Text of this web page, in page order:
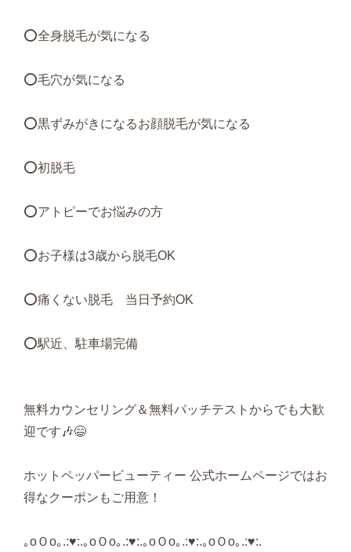
⭕️全身脱毛が気になる
⭕️毛穴が気になる
⭕️黒ずみがきになるお顔脱毛が気になる
⭕️初脱毛
⭕️アトピーでお悩みの方
⭕️お子様は3歳から脱毛OK
⭕️痛くない脱毛 当日予約OK
⭕️駅近、駐車場完備
無料カウンセリング＆無料パッチテストからでも大歓
迎です🎶😄
ホットペッパービューティー 公式ホームページではお
得なクーポンもご用意！
｡oＯo｡ .:♥:.｡oＯo｡ .:♥:.｡oＯo｡ .:♥:.｡oＯo｡ .:♥:.